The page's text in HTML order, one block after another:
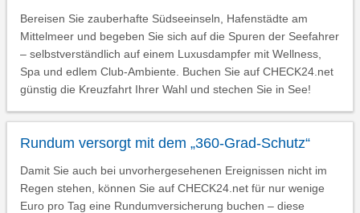
Bereisen Sie zauberhafte Südseeinseln, Hafenstädte am
Mittelmeer und begeben Sie sich auf die Spuren der Seefahrer
– selbstverständlich auf einem Luxusdampfer mit Wellness,
Spa und edlem Club-Ambiente. Buchen Sie auf CHECK24.net
günstig die Kreuzfahrt Ihrer Wahl und stechen Sie in See!
Rundum versorgt mit dem „360-Grad-Schutz“
Damit Sie auch bei unvorhergesehenen Ereignissen nicht im
Regen stehen, können Sie auf CHECK24.net für nur wenige
Euro pro Tag eine Rundumversicherung buchen – diese